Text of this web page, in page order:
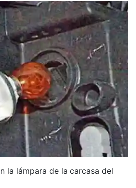
la lámpara de la carcasa del